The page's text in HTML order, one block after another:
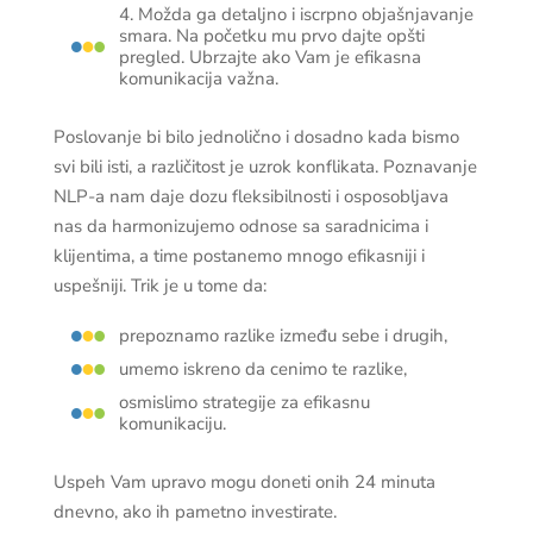
4. Možda ga detaljno i iscrpno objašnjavanje
smara. Na početku mu prvo dajte opšti
pregled. Ubrzajte ako Vam je efikasna
komunikacija važna.
Poslovanje bi bilo jednolično i dosadno kada bismo
svi bili isti, a različitost je uzrok konflikata. Poznavanje
NLP-a nam daje dozu fleksibilnosti i osposobljava
nas da harmonizujemo odnose sa saradnicima i
klijentima, a time postanemo mnogo efikasniji i
uspešniji. Trik je u tome da:
prepoznamo razlike između sebe i drugih,
umemo iskreno da cenimo te razlike,
osmislimo strategije za efikasnu
komunikaciju.
Uspeh Vam upravo mogu doneti onih 24 minuta
dnevno, ako ih pametno investirate.